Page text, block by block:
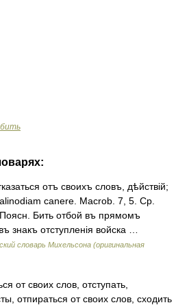
бить
отъ своихъ словъ, дѣйствій;
canere. Macrob. 7, 5. Ср.
Поясн. Бить отбой въ прямомъ
знакъ отступленія войска …
словарь Михельсона (оригинальная
от своих слов, отступать,
отпираться от своих слов, сходить